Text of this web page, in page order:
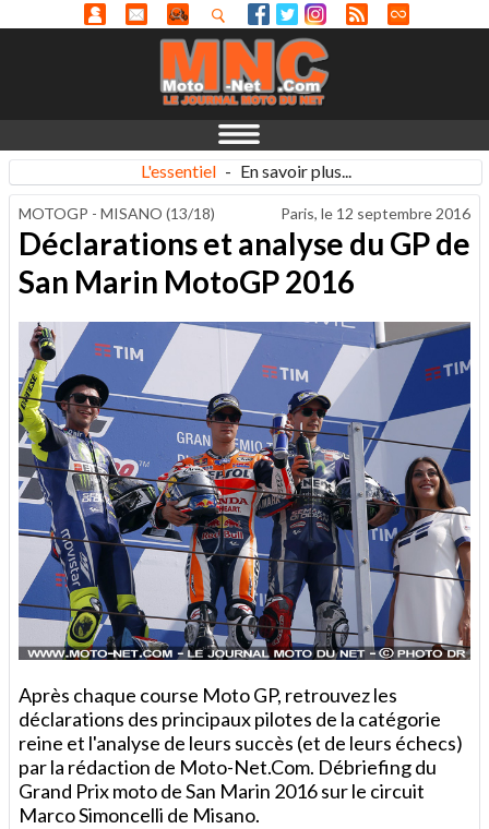
L'essentiel - En savoir plus...
MOTOGP - MISANO (13/18) Paris, le 12 septembre 2016
Déclarations et analyse du GP de
San Marin MotoGP 2016
Après chaque course Moto GP, retrouvez les
déclarations des principaux pilotes de la catégorie
reine et l'analyse de leurs succès (et de leurs échecs)
par la rédaction de Moto-Net.Com. Débriefing du
Grand Prix moto de San Marin 2016 sur le circuit
Marco Simoncelli de Misano.